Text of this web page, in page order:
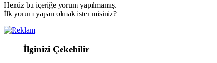
Henüz bu içeriğe yorum yapılmamış.
İlk yorum yapan olmak ister misiniz?
İlginizi Çekebilir